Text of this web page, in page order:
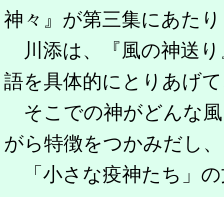
神々』が第三集にあた
川添は、『風の神送
語を具体的にとりあげ
そこでの神がどんな
がら特徴をつかみだし、
「小さな疫神たち」